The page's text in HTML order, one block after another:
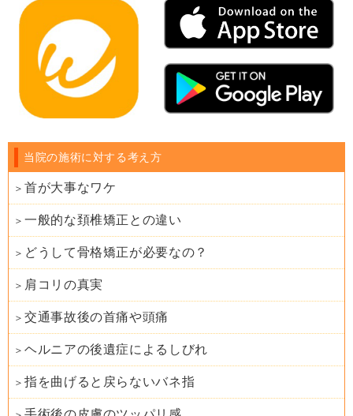
当院の施術に対する考え方
首が大事なワケ
一般的な頚椎矯正との違い
どうして骨格矯正が必要なの？
肩コリの真実
交通事故後の首痛や頭痛
ヘルニアの後遺症によるしびれ
指を曲げると戻らないバネ指